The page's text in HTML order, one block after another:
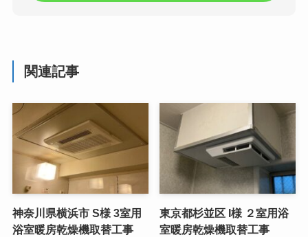
関連記事
神奈川県横浜市 S様 3室用
浴室暖房乾燥機取替工事
東京都杉並区 I様 ２室用浴
室暖房乾燥機取替工事